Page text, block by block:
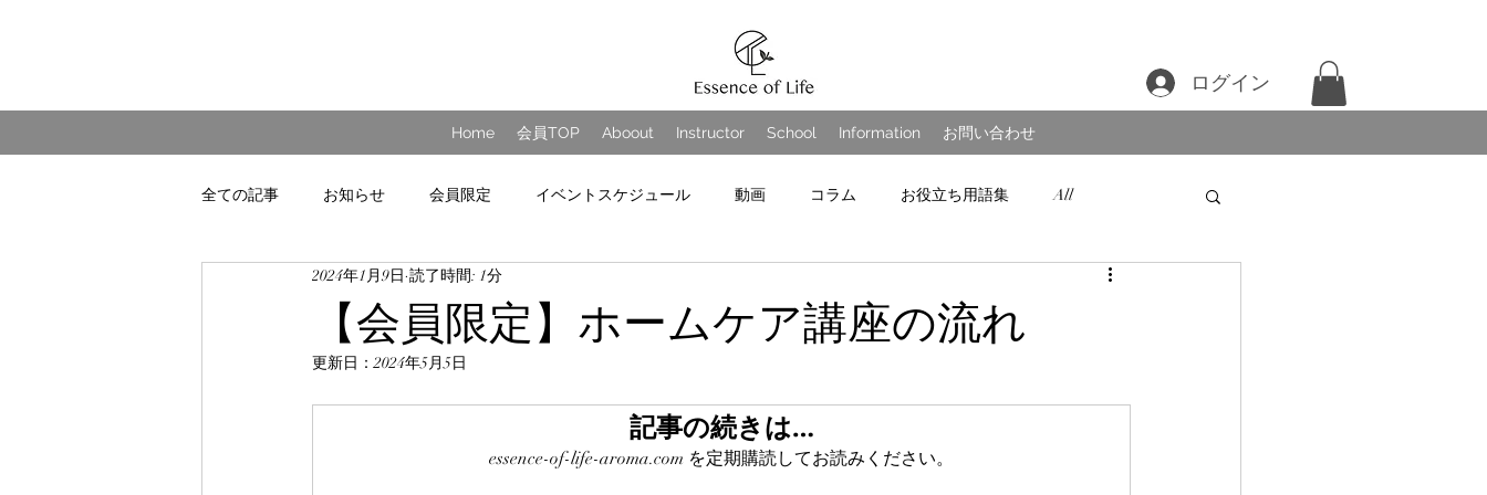
ログイン
Home 会員TOP Aboout Instructor School Information お問い合わせ
全ての記事 お知らせ 会員限定 イベントスケジュール 動画 コラム お役立ち用語集 All
【会員限定】ホームケア講座の流れ
2024年1月9日 読了時間: 1分
更新日：2024年5月5日
記事の続きは…
essence-of-life-aroma.com を定期購読してお読みください。